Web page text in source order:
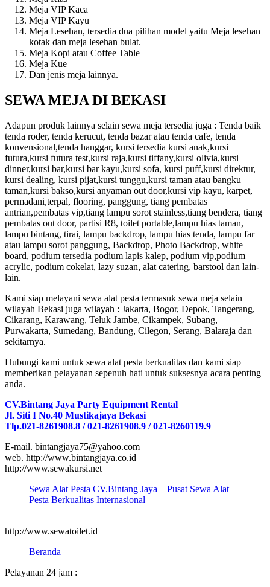
Meja VIP Kaca
Meja VIP Kayu
Meja Lesehan, tersedia dua pilihan model yaitu Meja lesehan
kotak dan meja lesehan bulat.
Meja Kopi atau Coffee Table
Meja Kue
Dan jenis meja lainnya.
SEWA MEJA DI BEKASI
Adapun produk lainnya selain sewa meja tersedia juga : Tenda baik
tenda roder, tenda kerucut, tenda bazar atau tenda cafe, tenda
konvensional,tenda hanggar, kursi tersedia kursi anak,kursi
futura,kursi futura test,kursi raja,kursi tiffany,kursi olivia,kursi
dinner,kursi bar,kursi bar kayu,kursi sofa, kursi puff,kursi direktur,
kursi dealing, kursi pijat,kursi tunggu,kursi taman atau bangku
taman,kursi bakso,kursi anyaman out door,kursi vip kayu, karpet,
permadani,terpal, flooring, panggung, tiang pembatas
antrian,pembatas vip,tiang lampu sorot stainless,tiang bendera, tiang
pembatas out door, partisi R8, toilet portable,lampu hias taman,
lampu bintang, tirai, lampu backdrop, lampu hias tenda, lampu far
atau lampu sorot panggung, Backdrop, Photo Backdrop, white
board, podium tersedia podium lapis kalep, podium vip,podium
acrylic, podium cokelat, lazy suzan, alat catering, barstool dan lain-
lain.
Kami siap melayani sewa alat pesta termasuk sewa meja selain
wilayah Bekasi juga wilayah : Jakarta, Bogor, Depok, Tangerang,
Cikarang, Karawang, Teluk Jambe, Cikampek, Subang,
Purwakarta, Sumedang, Bandung, Cilegon, Serang, Balaraja dan
sekitarnya.
Hubungi kami untuk sewa alat pesta berkualitas dan kami siap
memberikan pelayanan sepenuh hati untuk suksesnya acara penting
anda.
CV.Bintang Jaya Party Equipment Rental
Jl. Siti I No.40 Mustikajaya Bekasi
Tlp.021-8261908.8 / 021-8261908.9 / 021-8260119.9
E-mail. bintangjaya75@yahoo.com
web. http://www.bintangjaya.co.id
http://www.sewakursi.net
Sewa Alat Pesta CV.Bintang Jaya – Pusat Sewa Alat
Pesta Berkualitas Internasional
http://www.sewatoilet.id
Beranda
Pelayanan 24 jam :